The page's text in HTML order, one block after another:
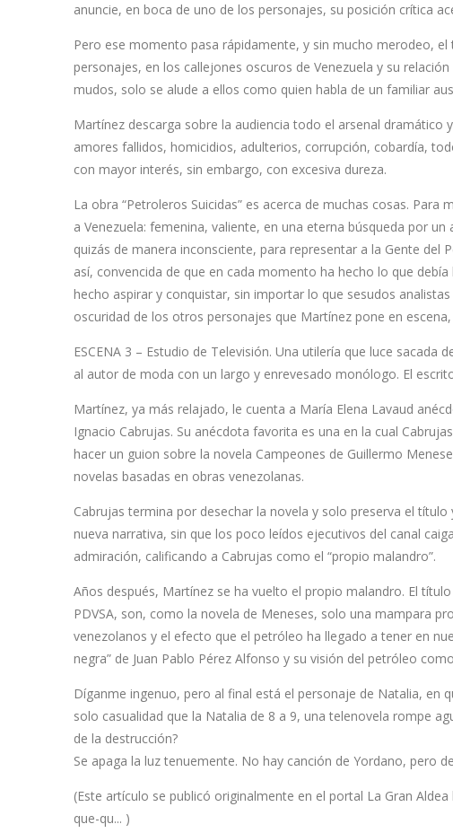
anuncie, en boca de uno de los personajes, su posición crítica
Pero ese momento pasa rápidamente, y sin mucho merodeo,
personajes, en los callejones oscuros de Venezuela y su
mudos, solo se alude a ellos como quien habla de un familiar
Martínez descarga sobre la audiencia todo el arsenal
amores fallidos, homicidios, adulterios, corrupción, cobardía,
con mayor interés, sin embargo, con excesiva dureza.
La obra “Petroleros Suicidas” es acerca de muchas cosas.
a Venezuela: femenina, valiente, en una eterna búsqueda por
quizás de manera inconsciente, para representar a la Gente del
así, convencida de que en cada momento ha hecho lo que
hecho aspirar y conquistar, sin importar lo que sesudos
oscuridad de los otros personajes que Martínez pone en
ESCENA 3 – Estudio de Televisión. Una utilería que luce
al autor de moda con un largo y enrevesado monólogo. El
Martínez, ya más relajado, le cuenta a María Elena Lavaud
Ignacio Cabrujas. Su anécdota favorita es una en la cual
hacer un guion sobre la novela Campeones de Guillermo
novelas basadas en obras venezolanas.
Cabrujas termina por desechar la novela y solo preserva el
nueva narrativa, sin que los poco leídos ejecutivos del canal
admiración, calificando a Cabrujas como el “propio malandro”.
Años después, Martínez se ha vuelto el propio malandro. El
PDVSA, son, como la novela de Meneses, solo una mampara
venezolanos y el efecto que el petróleo ha llegado a tener en
negra” de Juan Pablo Pérez Alfonso y su visión del petróleo
Díganme ingenuo, pero al final está el personaje de Natalia, en
solo casualidad que la Natalia de 8 a 9, una telenovela rompe
de la destrucción?
Se apaga la luz tenuemente. No hay canción de Yordano, pero
(Este artículo se publicó originalmente en el portal La Gran Aldea
que-qu... )